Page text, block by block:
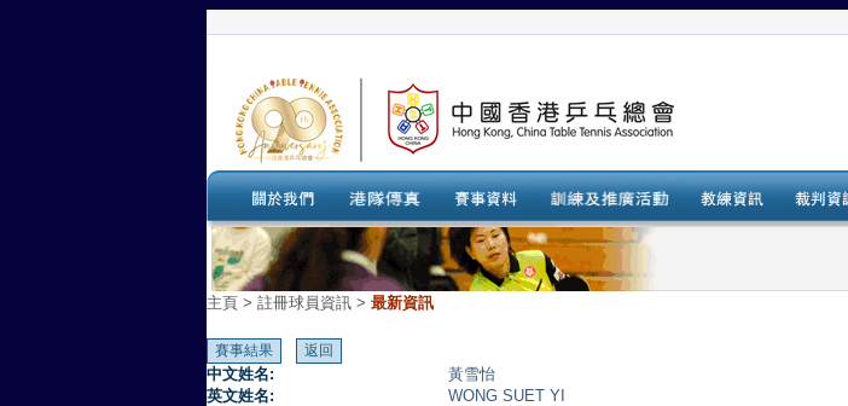
主頁 > 註冊球員資訊 > 最新資訊
中文姓名:
黃雪怡
英文姓名:
WONG SUET YI